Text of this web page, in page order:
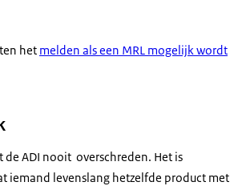
het melden als een MRL mogelijk wordt
ADI nooit overschreden. Het is
iemand levenslang hetzelfde product met